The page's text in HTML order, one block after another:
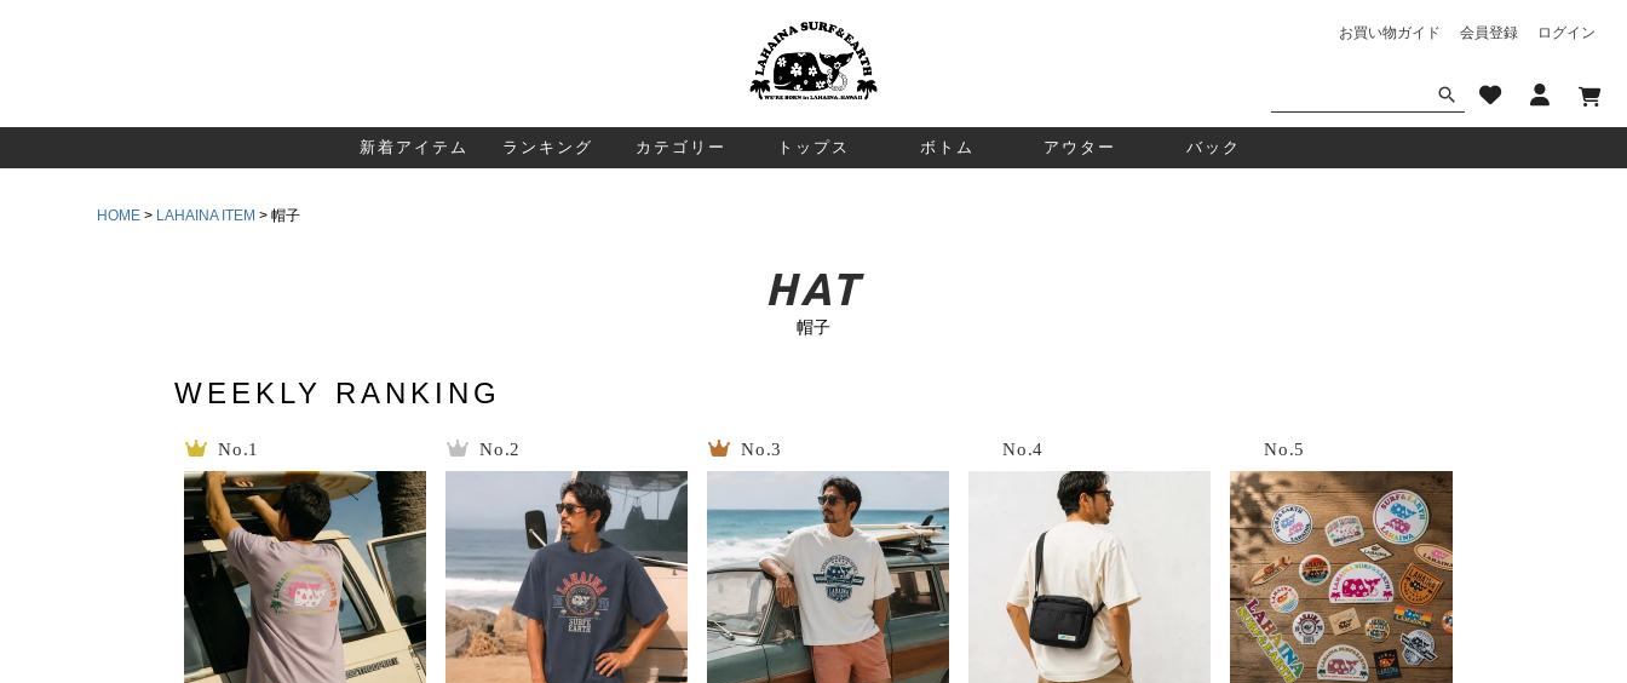
お買い物ガイド 会員登録 ログイン
検索
新着アイテム ランキング カテゴリー トップス ボトム アウター バック
HOME LAHAINA ITEM 帽子
HAT
帽子
WEEKLY RANKING